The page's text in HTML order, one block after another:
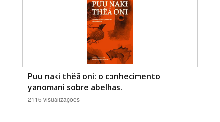
Puu naki thëã oni: o conhecimento
yanomani sobre abelhas.
2116 visualizações